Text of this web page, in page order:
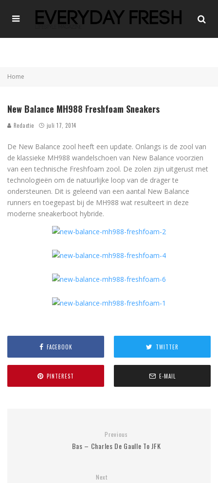
Home
New Balance MH988 Freshfoam Sneakers
Redactie juli 17, 2014
De New Balance zool heeft een update. Onlangs is de zool van
de klassieke MH988 wandelschoen van New Balance voorzien
van een technische Freshfoam zool. De zolen zijn uitgerust met
technologieën om de natuurlijke loop van de drager te
ondersteunen. Dit is geleend van een aantal New Balance
runners en toegepast bij de MH988 wat resulteert in deze
moderne sneakerboot hybride.
FACEBOOK TWITTER
PINTEREST E-MAIL
Previous
Bas – Charles De Gaulle To JFK
Next